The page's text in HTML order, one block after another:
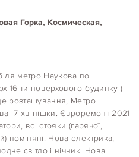
Горка, Космическая,
метро Наукова по
16-ти поверхового будинку (
розташування, Метро
-7 хв пішки. Євроремонт 2021
всі стояки (гарячої,
поміняні. Нова електрика,
світло і нічник. Нова